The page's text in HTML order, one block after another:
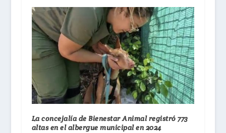
La concejalía de Bienestar Animal registró 773
altas en el albergue municipal en 2024